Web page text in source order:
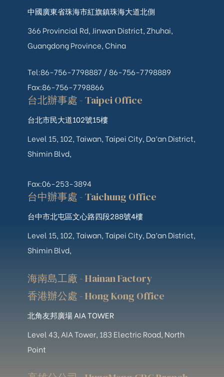
中國廣東省珠海市紅旗鎮珠海大道北側
366 Provincial Rd, Jinwan District, Zhuhai,
Guangdong Province, China
Tel:86-756-7798887 / 86-756-7798889
Fax:86-756-7798866
台北辦事處 - Taipei Office
台北市民大道102號15樓
Level 15, 102, Taiwan, Taipei City, Da’an District,
Shimin Blvd,
Fax:06-253-3894
台中辦事處 - Taichung Office
台中市北屯區文心路四段288號4樓
Level 15, 102, Taiwan, Taipei City, Da’an District,
Shimin Blvd,
海南島工廠 - Hainan Factory
香港辦公處 - Hong Kong Office
北角友邦廣場 AIA TOWER
Level 43, AIA Tower, 183 Electric Road, North
Point